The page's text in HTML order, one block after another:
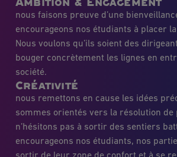
Ambition & Engagement
nous faisons preuve d’une
encourageons nos étudiants à placer
Nous voulons qu’ils soient des
bouger concrètement les lignes en
société.
Créativité
nous remettons en cause les idées
sommes orientés vers la résolution de
n’hésitons pas à sortir des sentiers
encourageons nos étudiants, nos